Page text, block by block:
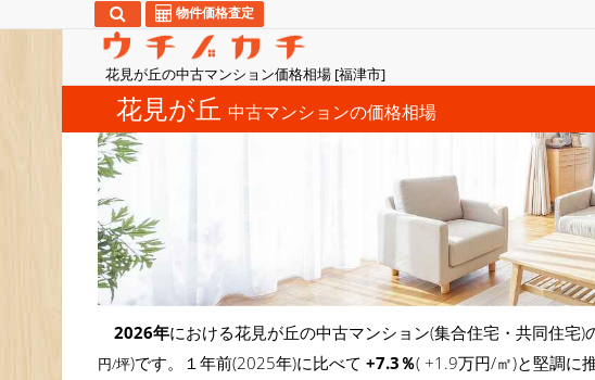
花見が丘の中古マンション価格相場 [福津市]
物件価格査定
花見が丘 中古マンションの価格相場
2026年における花見が丘の中古マンション(集合住宅・共同住宅)
円/坪)です。１年前(2025年)に比べて +7.3％( +1.9万円/㎡)と堅調に